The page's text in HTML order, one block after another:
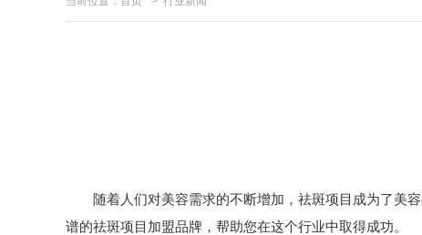
随着人们对美容需求的不断增加，祛斑项目成为了美容
谱的祛斑项目加盟品牌，帮助您在这个行业中取得成功。